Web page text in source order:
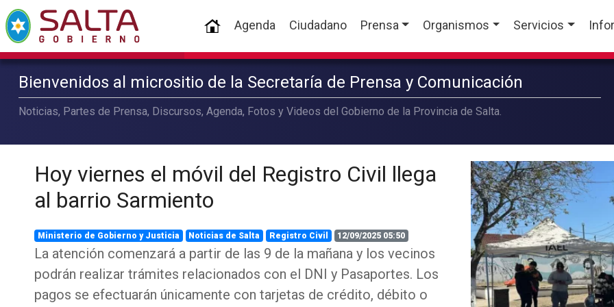
(current)
Agenda Ciudadano Prensa Organismos Servicios
Bienvenidos al micrositio de la Secretaría de Prensa y Comunicación
Noticias, Partes de Prensa, Discursos, Agenda, Fotos y Videos del Gobierno de la Provincia de Salta.
Hoy viernes el móvil del Registro Civil llega
al barrio Sarmiento
Ministerio de Gobierno y Justicia Noticias de Salta Registro Civil 12/09/2025 05:50
La atención comenzará a partir de las 9 de la mañana y los vecinos
podrán realizar trámites relacionados con el DNI y Pasaportes. Los
pagos se efectuarán únicamente con tarjetas de crédito, débito o